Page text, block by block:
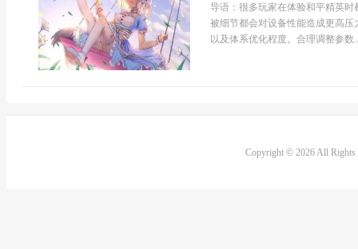
导语：很多玩家在体验和平精英
被细节都会对设备性能造成更高
以及体系优化程度。合理调整参数
Copyright © 2026 All